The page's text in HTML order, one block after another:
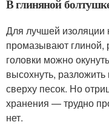
В глиняной
Для лучшей изоляции
промазывают глиной,
головки можно
высохнуть,
сверху песок. Но
хранения — трудно
нет.